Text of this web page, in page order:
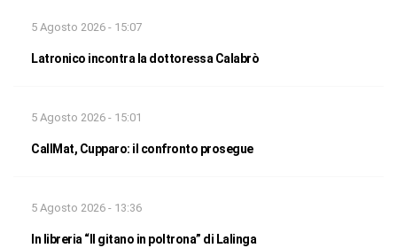
5 Agosto 2026 - 15:07
Latronico incontra la dottoressa Calabrò
5 Agosto 2026 - 15:01
CallMat, Cupparo: il confronto prosegue
5 Agosto 2026 - 13:36
In libreria “Il gitano in poltrona” di Lalinga